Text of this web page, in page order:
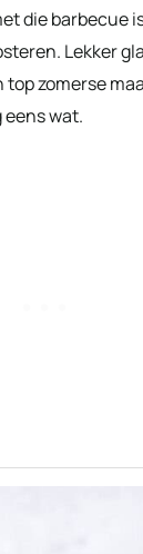
die barbecue
Lekker
zomerse
eens wat.